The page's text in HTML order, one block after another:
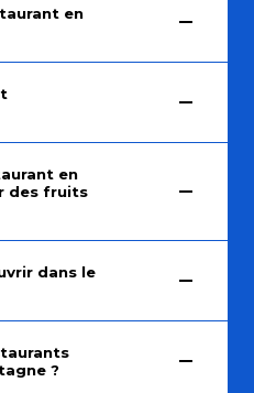
en
en
des fruits
dans le
?